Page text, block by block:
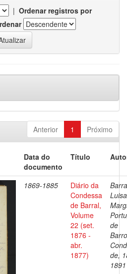
| Ordenar registros por
Anterior 1 Próximo
Data do
documento
Título
1869-1885
Diário da
Condessa
de Barral,
Volume
22 (set.
1876 -
abr.
1877)
Luisa
de
de,
1891